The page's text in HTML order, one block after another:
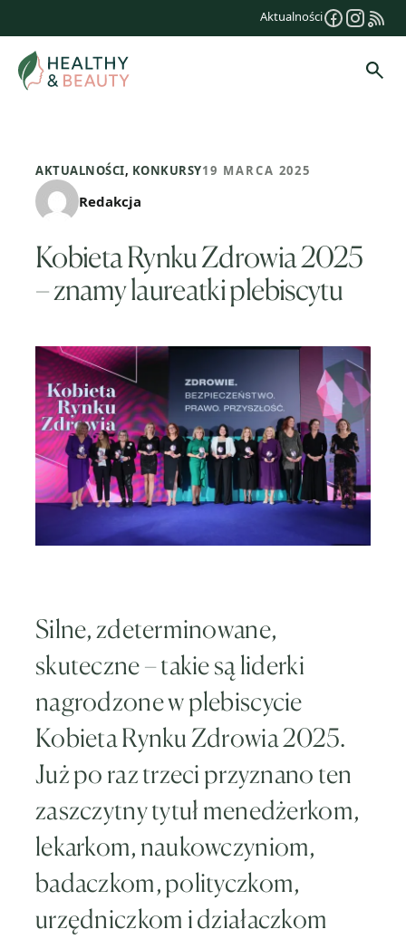
treści
Aktualności
AKTUALNOŚCI, KONKURSY19 MARCA 2025
Redakcja
Kobieta Rynku Zdrowia 2025
– znamy laureatki plebiscytu
Silne, zdeterminowane,
skuteczne – takie są liderki
nagrodzone w plebiscycie
Kobieta Rynku Zdrowia 2025.
Już po raz trzeci przyznano ten
zaszczytny tytuł menedżerkom,
lekarkom, naukowczyniom,
badaczkom, polityczkom,
urzędniczkom i działaczkom